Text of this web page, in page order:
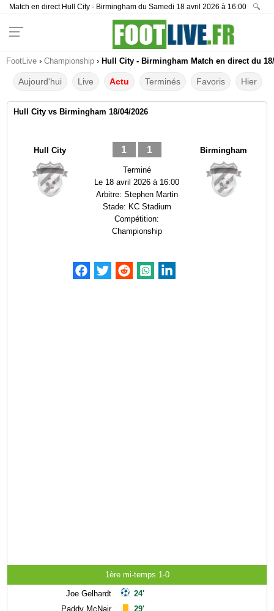
Match en direct Hull City - Birmingham du Samedi 18 avril 2026 à 16:00 🔍
FootLive › Championship › Hull City - Birmingham Match en direct du 18/
Aujourd'hui Live Actu Terminés Favoris Hier
Hull City vs Birmingham 18/04/2026
Hull City 1 1
Terminé
Le 18 avril 2026 à 16:00
Arbitre: Stephen Martin
Stade: KC Stadium
Compétition:
Championship
Birmingham
1ère mi-temps 1-0
Joe Gelhardt
Paddy McNair
24'
29'